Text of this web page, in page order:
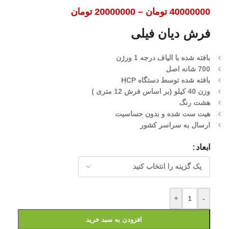
40000000 تومان –
20000000 تومان
فرش دیان فیلی
بافته شده با الیاف درجه 1 ورژن
700 شانه اصل
بافته شده توسط دستگاه HCP
وزن 40 کیلو (بر اساس فرش 12 متری )
هشت رنگ
هیت ست شده و بدون حساسیت
ارسال به سراسر کشور
ابعاد
-
+
افزودن به سبد خرید